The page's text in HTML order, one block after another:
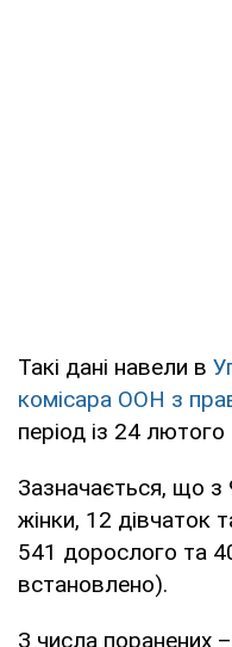
Такі дані навели в
комісара ООН з
період із 24
Зазначається, що з
жінки, 12 дівчаток
541 дорослого та
встановлено).
З числа поранених